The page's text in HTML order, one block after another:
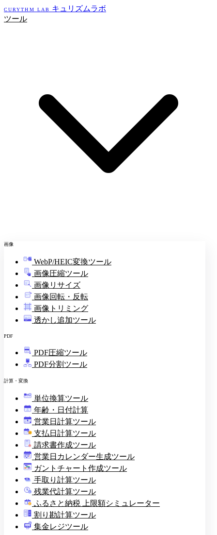
CURYTHM LAB
キュリズムラボ
ツール
画像
WebP/HEIC変換ツール
画像圧縮ツール
画像リサイズ
画像回転・反転
画像トリミング
透かし追加ツール
PDF
PDF圧縮ツール
PDF分割ツール
計算・変換
単位換算ツール
年齢・日付計算
営業日計算ツール
¥ 支払日計算ツール
印
請求書作成ツール
営業日カレンダー生成ツール
ガントチャート作成ツール
手取り計算ツール
残業代計算ツール
ふるさと納税 上限額シミュレーター
割り勘計算ツール
集金レジツール